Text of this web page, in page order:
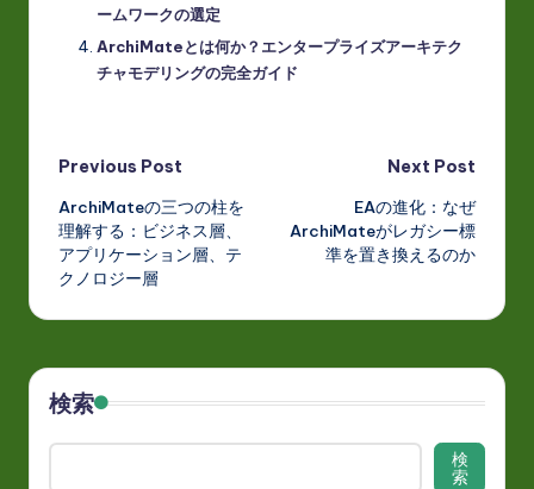
ームワークの選定
ArchiMateとは何か？エンタープライズアーキテク
チャモデリングの完全ガイド
Post
navigation
Previous Post
ArchiMateの三つの柱を
理解する：ビジネス層、
アプリケーション層、テ
クノロジー層
Next Post
EAの進化：なぜ
ArchiMateがレガシー標
準を置き換えるのか
検索
検
索